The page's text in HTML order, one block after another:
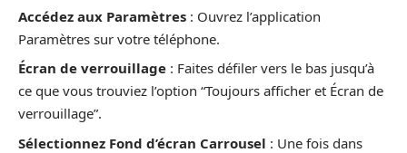
Accédez aux Paramètres : Ouvrez l’application
Paramètres sur votre téléphone.
Écran de verrouillage : Faites défiler vers le bas jusqu’à
ce que vous trouviez l’option “Toujours afficher et Écran de
verrouillage”.
Sélectionnez Fond d’écran Carrousel : Une fois dans